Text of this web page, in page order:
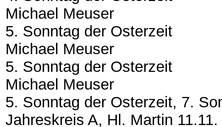
Michael Meuser
5. Sonntag der Osterzeit
Michael Meuser
5. Sonntag der Osterzeit
Michael Meuser
5. Sonntag der Osterzeit, 7.
Jahreskreis A, Hl. Martin 11.11.